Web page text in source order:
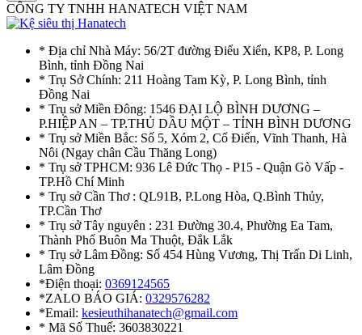
CÔNG TY TNHH HANATECH VIỆT NAM
* Địa chỉ Nhà Máy: 56/2T đường Điểu Xiển, KP8, P. Long
Bình, tỉnh Đồng Nai
* Trụ Sở Chính: 211 Hoàng Tam Kỳ, P. Long Bình, tỉnh
Đồng Nai
* Trụ sở Miền Đông: 1546 ĐẠI LỘ BÌNH DƯƠNG –
P.HIỆP AN – TP.THỦ DẦU MỘT – TỈNH BÌNH DƯƠNG
* Trụ sở Miền Bắc: Số 5, Xóm 2, Cổ Điển, Vĩnh Thanh, Hà
Nôi (Ngay chân Cầu Thăng Long)
* Trụ sở TPHCM: 936 Lê Đức Thọ - P15 - Quận Gò Vấp -
TP.Hồ Chí Minh
* Trụ sở Cần Thơ : QL91B, P.Long Hòa, Q.Bình Thủy,
TP.Cần Thơ
* Trụ sở Tây nguyên : 231 Đường 30.4, Phường Ea Tam,
Thành Phố Buôn Ma Thuột, Đắk Lắk
* Trụ sở Lâm Đồng: Số 454 Hùng Vương, Thị Trấn Di Linh,
Lâm Đồng
*Điện thoại: 0369124565
*ZALO BÁO GIÁ: 0329576282
*Email: kesieuthihanatech@gmail.com
* Mã Số Thuế: 3603830221